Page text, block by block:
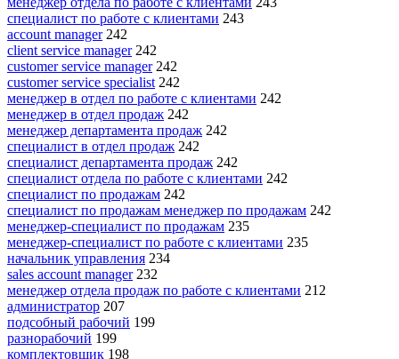
специалист по работе с клиентами 243
account manager 242
client service manager 242
customer service manager 242
customer service specialist 242
менеджер в отдел по работе с клиентами 242
менеджер в отдел продаж 242
менеджер департамента продаж 242
специалист в отдел продаж 242
специалист департамента продаж 242
специалист отдела по работе с клиентами 242
специалист по продажам 242
специалист по продажам менеджер по продажам 242
менеджер-специалист по продажам 235
менеджер-специалист по работе с клиентами 235
начальник управления 234
sales account manager 232
менеджер отдела продаж по работе с клиентами 212
администратор 207
подсобный рабочий 199
разнорабочий 199
комплектовщик 198